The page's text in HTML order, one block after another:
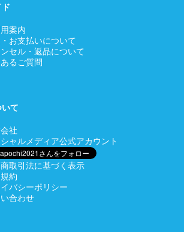
額
る交換
使用有無にかかわらず、対応期間内に電話
】当店負担
より同一商品の手配が不可能な場合等、
できないこともございます。
をさせていただきますのでご了承くださ
案内
お支払いについて
セル・返品について
るご質問
て
社
ャルメディア公式アカウント
取引法に基づく表示
約
バシーポリシー
合わせ